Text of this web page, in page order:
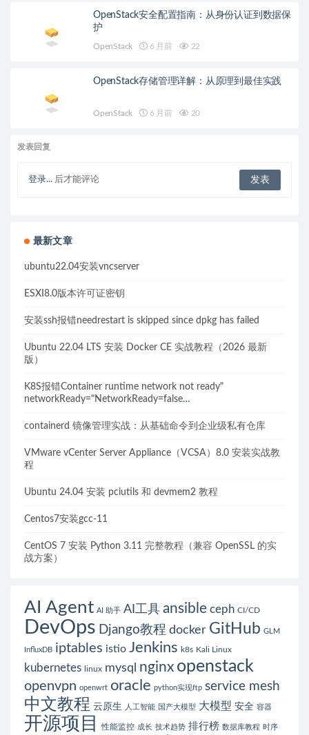
OpenStack安全配置指南：从身份认证到数据保
护
OpenStack 6 月前 22
OpenStack存储管理详解：从原理到最佳实践
OpenStack 6 月前 20
发表回复
登录... 后才能评论
最新文章
ubuntu22.04安装vncserver
ESXI8.0版本许可证密钥
安装ssh报错needrestart is skipped since dpkg has failed
Ubuntu 22.04 LTS 安装 Docker CE 实战教程（2026 最新
版）
K8S报错Container runtime network not ready"
networkReady="NetworkReady=false
containerd 镜像管理实战：从基础命令到企业级私有仓库
VMware vCenter Server Appliance（VCSA）8.0 安装实战教
程
Ubuntu 24.04 安装 pciutils 和 devmem2 教程
Centos7安装gcc-11
CentOS 7 安装 Python 3.11 完整教程（兼容 OpenSSL 的实
战方案）
AI Agent AI 助手 AI工具 ansible ceph CI/CD
DevOps Django教程 docker GitHub GLM
InfluxDB iptables istio Jenkins k8s Kali Linux
kubernetes linux mysql nginx openstack
openvpn openwrt oracle python实现ftp service mesh
中文教程 云原生 人工智能 国产大模型 大模型 安全 容器
开源项目 性能监控 成长 技术趋势 排行榜 数据库教程 时序